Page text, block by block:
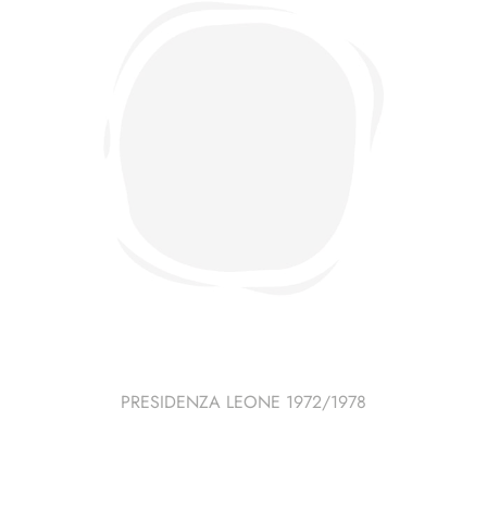
PRESIDENZA LEONE 1972/1978